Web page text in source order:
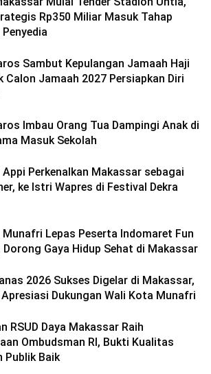
Rp350 Miliar Masuk Tahap
Sambut Kepulangan Jamaah Haji
Calon Jamaah 2027 Persiapkan Diri
Imbau Orang Tua Dampingi Anak di
Masuk Sekolah
Perkenalkan Makassar sebagai
ke Istri Wapres di Festival Dekra
Lepas Peserta Indomaret Fun
Dorong Gaya Hidup Sehat di Makassar
2026 Sukses Digelar di Makassar,
Dukungan Wali Kota Munafri
RSUD Daya Makassar Raih
Ombudsman RI, Bukti Kualitas
Publik Baik